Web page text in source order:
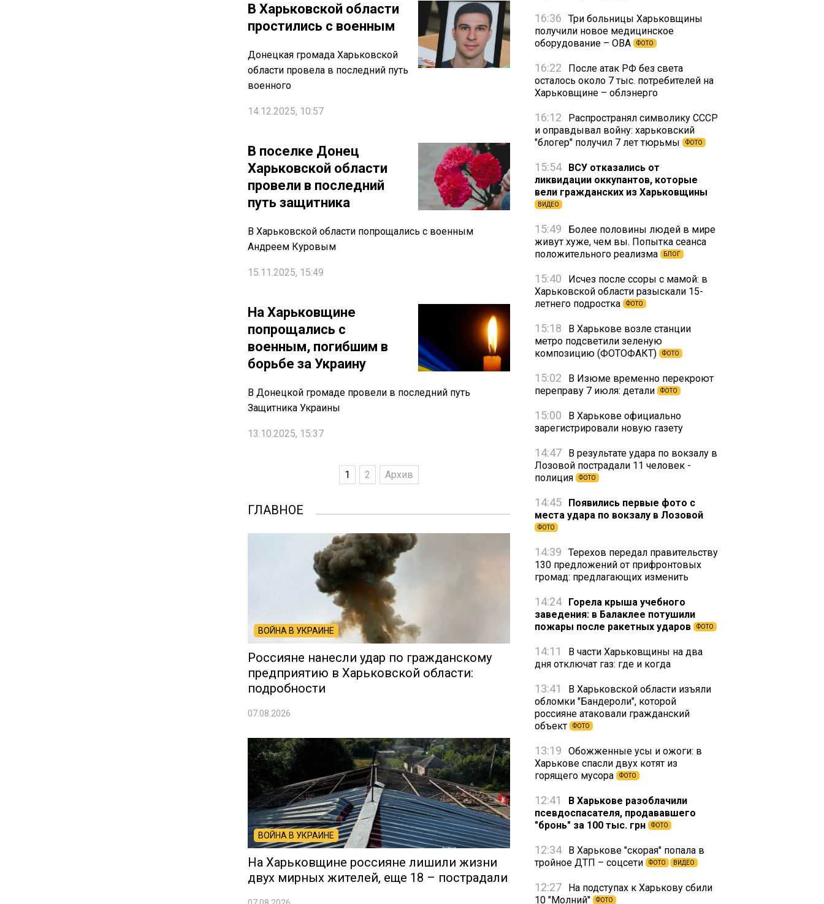
В Харьковской области
простились с военным
Донецкая громада Харьковской
области провела в последний путь
военного
14.12.2025, 10:57
В поселке Донец
Харьковской области
провели в последний
путь защитника
В Харьковской области попрощались с военным
Андреем Куровым
15.11.2025, 15:49
На Харьковщине
попрощались с
военным, погибшим в
борьбе за Украину
В Донецкой громаде провели в последний путь
Защитника Украины
13.10.2025, 15:37
1 2 Архив
ГЛАВНОЕ
ВОЙНА В УКРАИНЕ
Россияне нанесли удар по гражданскому
предприятию в Харьковской области:
подробности
07.08.2026
ВОЙНА В УКРАИНЕ
На Харьковщине россияне лишили жизни
двух мирных жителей, еще 18 – пострадали
16:36
Три больницы Харьковщины
получили новое медицинское
оборудование – ОВА
ФОТО
16:22
После атак РФ без света
осталось около 7 тыс. потребителей на
Харьковщине – облэнерго
16:12
Распространял символику СССР
и оправдывал войну: харьковский
"блогер" получил 7 лет тюрьмы
ФОТО
15:54
ВСУ отказались от
ликвидации оккупантов, которые
вели гражданских из Харьковщины
ВИДЕО
15:49
Более половины людей в мире
живут хуже, чем вы. Попытка сеанса
положительного реализма
БЛОГ
15:40
Исчез после ссоры с мамой: в
Харьковской области разыскали 15-
летнего подростка
ФОТО
15:18
В Харькове возле станции
метро подсветили зеленую
композицию (ФОТОФАКТ)
ФОТО
15:02
В Изюме временно перекроют
переправу 7 июля: детали
ФОТО
15:00
В Харькове официально
зарегистрировали новую газету
14:47
В результате удара по вокзалу в
Лозовой пострадали 11 человек -
полиция
ФОТО
14:45
Появились первые фото с
места удара по вокзалу в Лозовой
ФОТО
14:39
Терехов передал правительству
130 предложений от прифронтовых
громад: предлагающих изменить
14:24
Горела крыша учебного
заведения: в Балаклее потушили
пожары после ракетных ударов
ФОТО
14:11
В части Харьковщины на два
дня отключат газ: где и когда
13:41
В Харьковской области изъяли
обломки "Бандероли", которой
россияне атаковали гражданский
объект
ФОТО
13:19
Обожженные усы и ожоги: в
Харькове спасли двух котят из
горящего мусора
ФОТО
12:41
В Харькове разоблачили
псевдоспасателя, продававшего
"бронь" за 100 тыс. грн
ФОТО
12:34
В Харькове "скорая" попала в
тройное ДТП – соцсети
ФОТО ВИДЕО
12:27
На подступах к Харькову сбили
10 "Молний"
ФОТО